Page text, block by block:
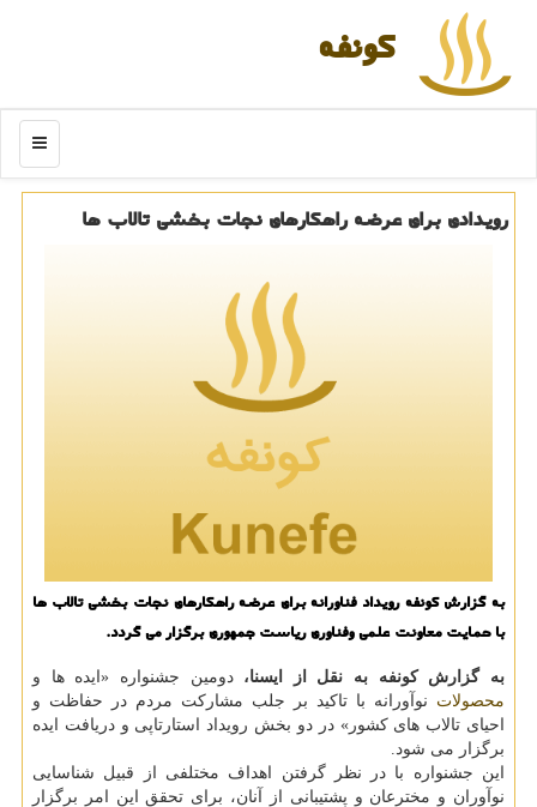
كونفه
منو
رویدادی برای عرضه راهكارهای نجات بخشی تالاب ها
به گزارش كونفه رویداد فناورانه برای عرضه راهكارهای نجات بخشی تالاب ها
با حمایت معاونت علمی وفناوری ریاست جمهوری برگزار می گردد.
به گزارش کونفه به نقل از ایسنا،دومین جشنواره «ایده ها و
محصولات نوآورانه با تاکید بر جلب مشارکت مردم در حفاظت و
احیای تالاب های کشور» در دو بخش رویداد استارتاپی و دریافت ایده
برگزار می ­شود.
این جشنواره با در نظر گرفتن اهداف مختلفی از قبیل شناسایی
نوآوران و مخترعان و پشتیبانی از آنان، برای تحقق این امر برگزار